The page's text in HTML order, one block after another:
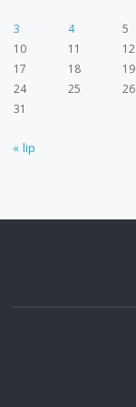
3
4 5
10
11 12
17
18 19
24
25 26
31
« lip